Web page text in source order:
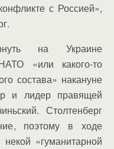
с Россией»,
на Украине
«или какого-то
состава» накануне
и лидер правящей
Столтенберг
поэтому в ходе
«гуманитарной